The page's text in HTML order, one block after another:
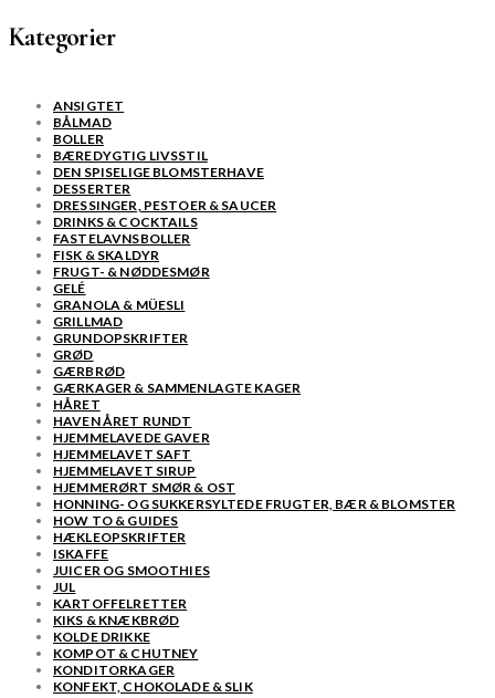
Kategorier
ANSIGTET
BÅLMAD
BOLLER
BÆREDYGTIG LIVSSTIL
DEN SPISELIGE BLOMSTERHAVE
DESSERTER
DRESSINGER, PESTOER & SAUCER
DRINKS & COCKTAILS
FASTELAVNSBOLLER
FISK & SKALDYR
FRUGT- & NØDDESMØR
GELÉ
GRANOLA & MÜESLI
GRILLMAD
GRUNDOPSKRIFTER
GRØD
GÆRBRØD
GÆRKAGER & SAMMENLAGTE KAGER
HÅRET
HAVEN ÅRET RUNDT
HJEMMELAVEDE GAVER
HJEMMELAVET SAFT
HJEMMELAVET SIRUP
HJEMMERØRT SMØR & OST
HONNING- OG SUKKERSYLTEDE FRUGTER, BÆR & BLOMSTER
HOW TO & GUIDES
HÆKLEOPSKRIFTER
ISKAFFE
JUICER OG SMOOTHIES
JUL
KARTOFFELRETTER
KIKS & KNÆKBRØD
KOLDE DRIKKE
KOMPOT & CHUTNEY
KONDITORKAGER
KONFEKT, CHOKOLADE & SLIK